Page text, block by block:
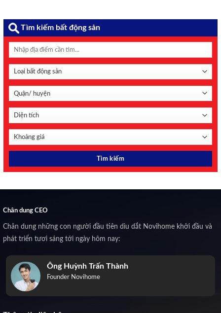
Chân dung những con người đầu tiên dìu dắt Novihome khởi đầu và
phát triển tươi sáng tới ngày hôm nay:
Ông Huỳnh Trấn Thành
Founder Novihome